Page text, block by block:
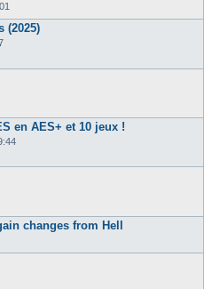
(2025)
en AES+ et 10 jeux !
changes from Hell